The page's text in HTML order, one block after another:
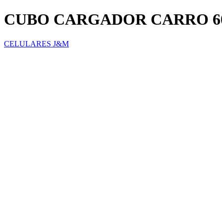
CUBO CARGADOR CARRO
CELULARES J&M